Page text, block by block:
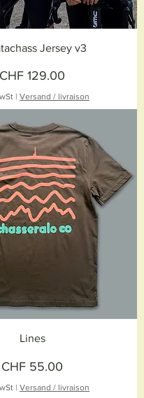
Jersey v3
Preis
CHF 129.00
| Versand / livraison
Lines
Preis
CHF 55.00
| Versand / livraison